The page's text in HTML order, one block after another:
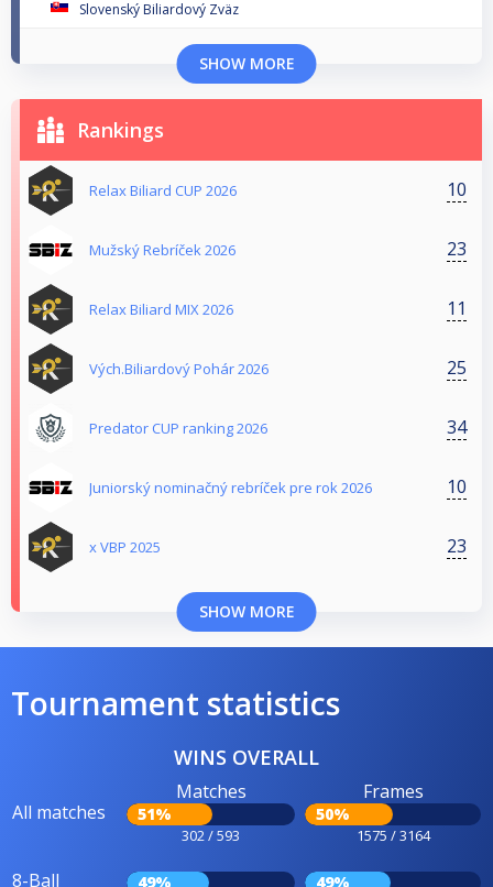
Slovenský Biliardový Zväz
SHOW MORE
Rankings
Relax Biliard CUP 2026 10
Mužský Rebríček 2026 23
Relax Biliard MIX 2026 11
Vých.Biliardový Pohár 2026 25
Predator CUP ranking 2026 34
Juniorský nominačný rebríček pre rok 2026 10
x VBP 2025 23
SHOW MORE
Tournament statistics
WINS OVERALL
All matches
Matches
51%
302 / 593
Frames
50%
1575 / 3164
8-Ball 49% 49%